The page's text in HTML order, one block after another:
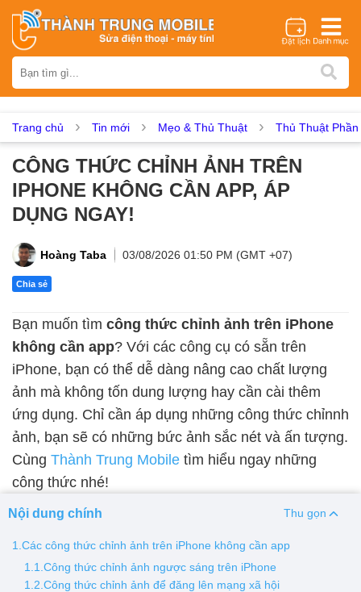
iPhone Samsung Oppo Xiaomi Realme Vivo
Asus Sony Vertu LG Tecno
Dịch vụ sửa chữa
Thay mic Thay rung Thay main Unlock - Mở Khoá
Màn hình Vsmart Màn hình Google Pixel
Thay pin
Pin iPhone Pin Samsumg Pin Oppo Pin Xiaomi
Pin Realme
Thay vỏ
Trang chủ Tin mới Mẹo & Thủ Thuật Thủ Thuật
CÔNG THỨC CHỈNH ẢNH TRÊN
IPHONE KHÔNG CẦN APP, ÁP
DỤNG NGAY!
Hoàng Taba 03/08/2026 01:50 PM (GMT +07)
Chia sẻ
Bạn muốn tìm công thức chỉnh ảnh trên iPhone
không cần app? Với các công cụ có sẵn trên
iPhone, bạn có thể dễ dàng nâng cao chất lượng
ảnh mà không tốn dung lượng hay cần cài thêm
ứng dụng. Chỉ cần áp dụng những công thức chỉnnh
ảnh, bạn sẽ có những bức ảnh sắc nét và ấn tượng.
Cùng Thành Trung Mobile tìm hiểu ngay những
công thức nhé!
Nội dung chính Thu gọn
1.Các công thức chỉnh ảnh trên iPhone không cần app
1.1.Công thức chỉnh ảnh ngược sáng trên iPhone
1.2.Công thức chỉnh ảnh để đăng lên mạng xã hội